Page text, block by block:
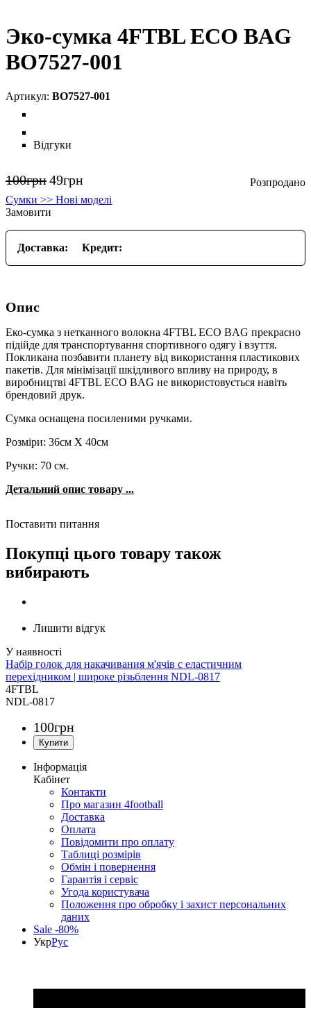
Эко-сумка 4FTBL ECO BAG
BO7527-001
BO7527-001
Відгуки
100грн49грн
Сумки >> Нові моделі
Замовити
Доставка: Кредит:
Опис
Еко-сумка з нетканного волокна 4FTBL ECO BAG прекрасно
підійде для транспортування спортивного одягу і взуття.
Покликана позбавити планету від використання пластикових
пакетів. Для мінімізації шкідливого впливу на природу, в
виробництві 4FTBL ECO BAG не використовується навіть
брендовий друк.
Сумка оснащена посиленими ручками.
Розміри: 36см Х 40см
Ручки: 70 см.
Детальний опис товару ...
Поставити питання
Покупці цього товару також
вибирають
Лишити відгук
Набір голок для накачивания м'ячів c еластичним
перехідником | широке різьблення NDL-0817
4FTBL
NDL-0817
100грн
Інформація
Кабінет
Контакти
Про магазин 4football
Доставка
Оплата
Повідомити про оплату
Таблиці розмірів
Обмін і повернення
Гарантія і сервіс
Угода користувача
Положення про обробку і захист персональних
даних
Sale -80%
УкрРус